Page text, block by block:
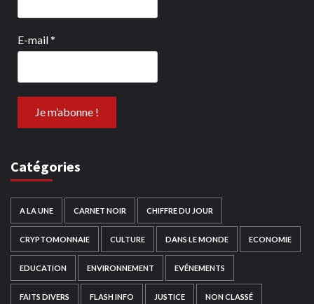
E-mail*
Catégories
A LA UNE CARNET NOIR CHIFFRE DU JOUR
CRYPTOMONNAIE CULTURE DANS LE MONDE ECONOMIE
EDUCATION ENVIRONNEMENT EVÉNEMENTS
FAITS DIVERS FLASH INFO JUSTICE NON CLASSÉ